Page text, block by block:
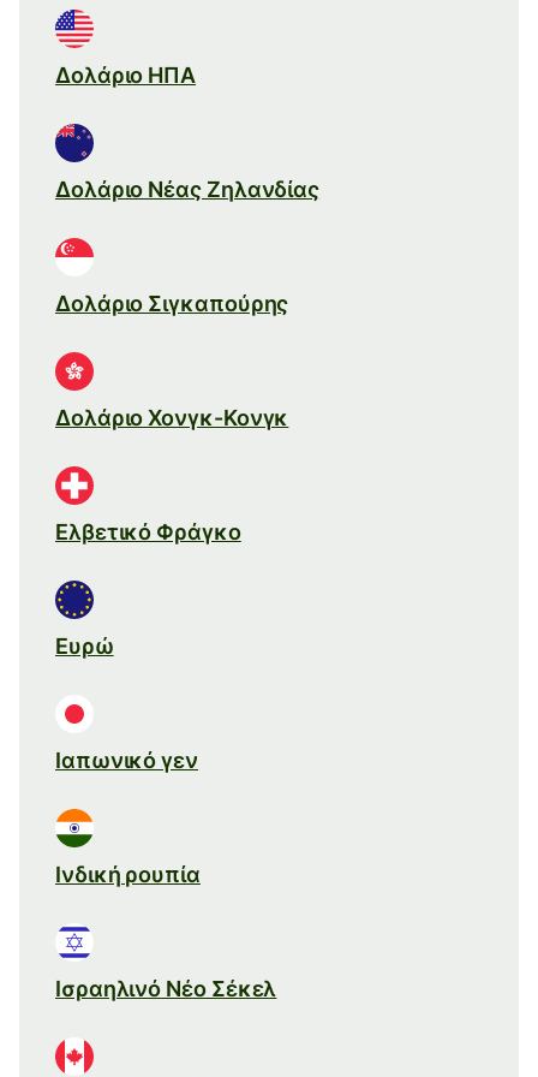
Δολάριο ΗΠΑ
Δολάριο Νέας Ζηλανδίας
Δολάριο Σιγκαπούρης
Δολάριο Χονγκ-Κονγκ
Ελβετικό Φράγκο
Ευρώ
Ιαπωνικό γεν
Ινδική ρουπία
Ισραηλινό Νέο Σέκελ